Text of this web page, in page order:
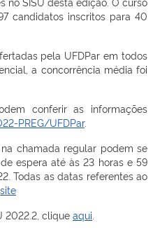
candidatos inscritos para 40
pela UFDPar em todos
a concorrência média foi
conferir as informações
PREG/UFDPar.
chamada regular podem se
espera até às 23 horas e 59
Todas as datas referentes ao
site
2022.2, clique aqui